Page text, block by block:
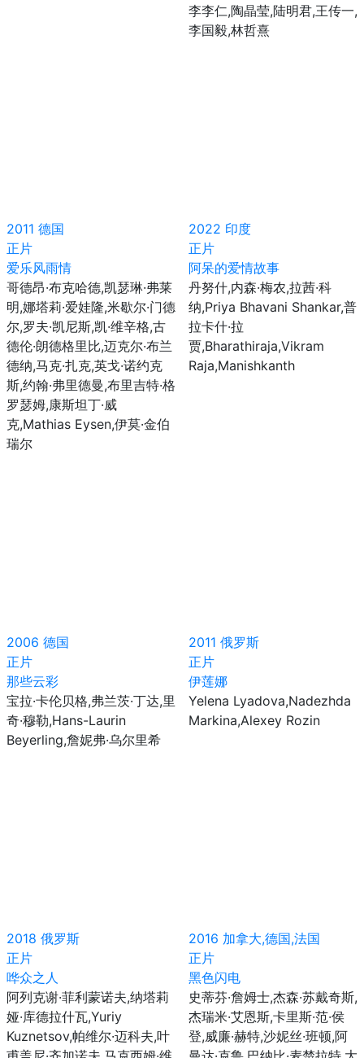
李李仁,陶晶莹,陆明君,王传一,
李国毅,林哲熹
2011 德国
正片
爱乐风雨情
哥德昂·布克哈德,凯瑟琳·弗莱
明,娜塔莉·爱娃隆,米歇尔·门德
尔,罗夫·凯尼斯,凯·维辛格,古
德伦·朗德格里比,迈克尔·布兰
德纳,马克·扎克,英戈·诺约克
斯,约翰·弗里德曼,布里吉特·格
罗瑟姆,康斯坦丁·威
克,Mathias Eysen,伊莫·金伯
瑞尔
2022 印度
正片
阿呆的爱情故事
丹努什,内森·梅农,拉茜·科
纳,Priya Bhavani Shankar,普
拉卡什·拉
贾,Bharathiraja,Vikram
Raja,Manishkanth
2006 德国
正片
那些云彩
宝拉·卡伦贝格,弗兰茨·丁达,里
奇·穆勒,Hans-Laurin
Beyerling,詹妮弗·乌尔里希
2011 俄罗斯
正片
伊莲娜
Yelena Lyadova,Nadezhda
Markina,Alexey Rozin
2018 俄罗斯
正片
哗众之人
阿列克谢·菲利蒙诺夫,纳塔莉
娅·库德拉什瓦,Yuriy
Kuznetsov,帕维尔·迈科夫,叶
2016 加拿大,德国,法国
正片
黑色闪电
史蒂芬·詹姆士,杰森·苏戴奇斯,
杰瑞米·艾恩斯,卡里斯·范·侯
登,威廉·赫特,沙妮丝·班顿,阿